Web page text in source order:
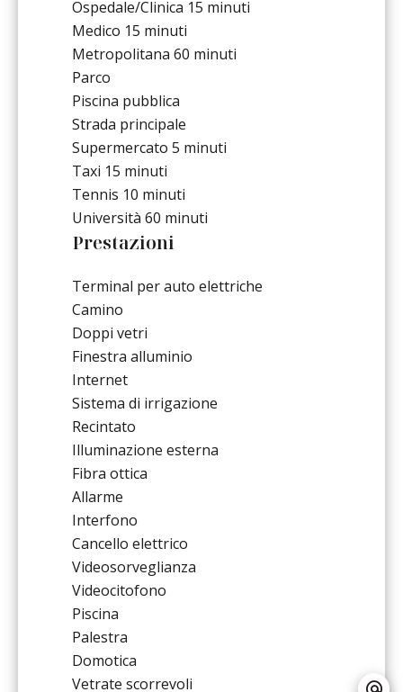
Ospedale/Clinica 15 minuti
Medico 15 minuti
Metropolitana 60 minuti
Parco
Piscina pubblica
Strada principale
Supermercato 5 minuti
Taxi 15 minuti
Tennis 10 minuti
Università 60 minuti
Prestazioni
Terminal per auto elettriche
Camino
Doppi vetri
Finestra alluminio
Internet
Sistema di irrigazione
Recintato
Illuminazione esterna
Fibra ottica
Allarme
Interfono
Cancello elettrico
Videosorveglianza
Videocitofono
Piscina
Palestra
Domotica
Vetrate scorrevoli